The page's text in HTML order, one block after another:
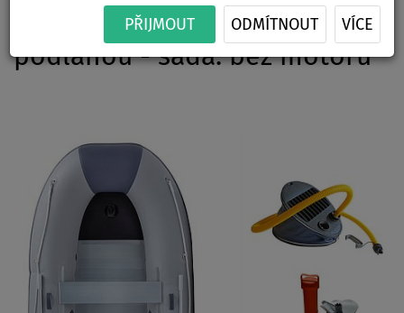
PŘIJMOUT ODMÍTNOUT VÍCE
nafukovací člun s hliníkovou
podlahou - sada: bez motoru